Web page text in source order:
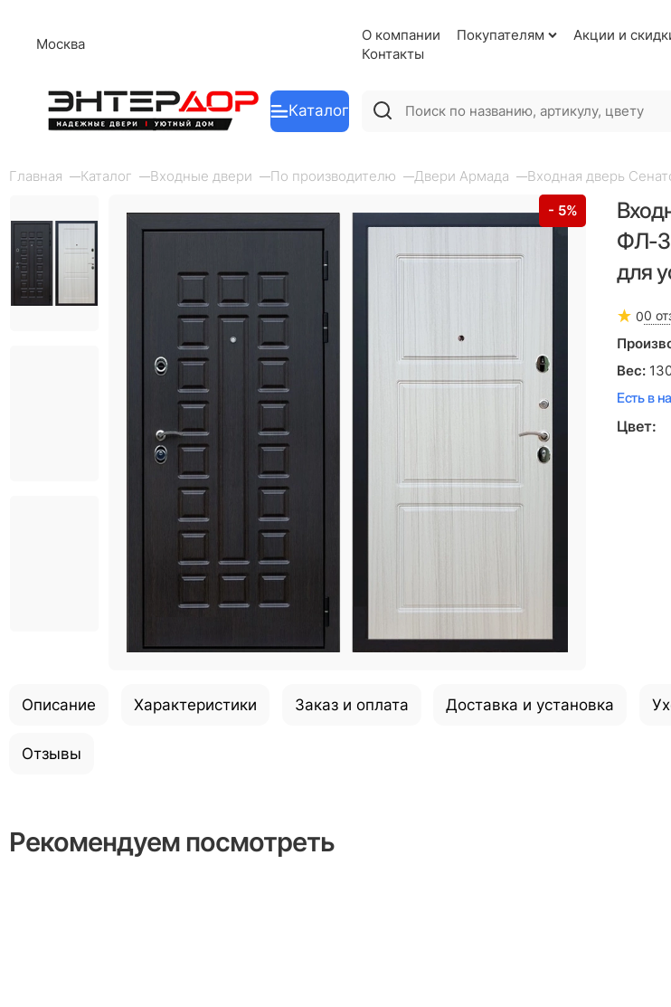
Москва
О компании Покупателям Акции и
Контакты
Каталог
Главная Каталог Входные двери По производителю Двери Армада Входная дверь
- 5%
ФЛ-3
для
00
Вес:
Есть в
Цвет:
Описание Характеристики Заказ и оплата Доставка и установка
Отзывы
Рекомендуем посмотреть